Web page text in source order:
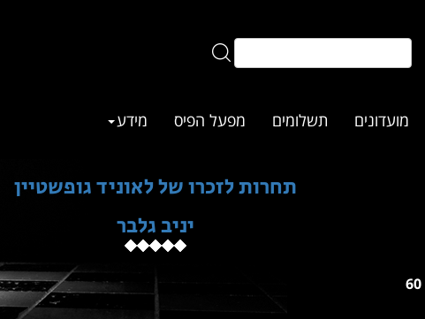
מועדונים תשלומים מפעל הפיס מידע
תחרות לזכרו של לאוניד גופשטיין
יניב גלבר
60